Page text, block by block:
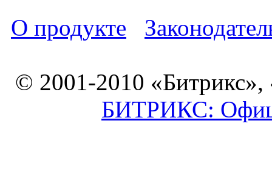
О продукте
© 2001-2010 «Битрикс»,
БИТРИКС: